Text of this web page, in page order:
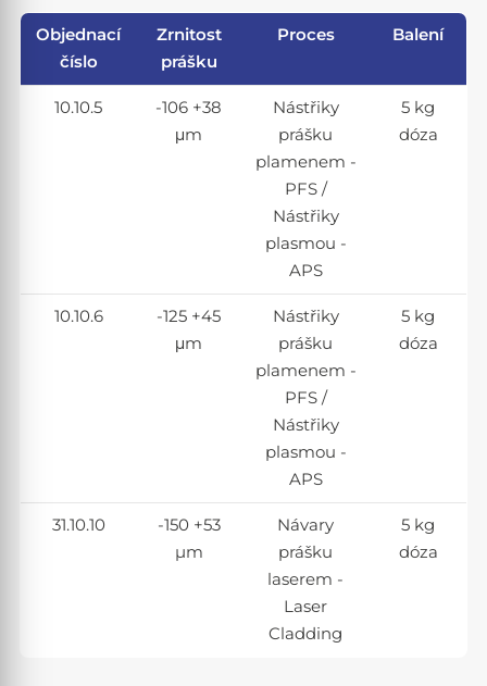
Objednací
číslo
Zrnitost
prášku
Proces Balení
10.10.5
-106 +38
μm
Nástřiky
prášku
plamenem -
PFS /
Nástřiky
plasmou -
APS
5 kg
dóza
10.10.6
-125 +45
μm
Nástřiky
prášku
plamenem -
PFS /
Nástřiky
plasmou -
APS
5 kg
dóza
31.10.10
-150 +53
µm
Návary
prášku
laserem -
Laser
Cladding
5 kg
dóza